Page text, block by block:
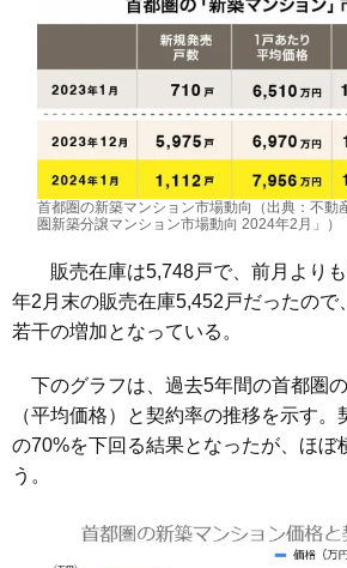
首都圏の新築マンション市場動向（出典：不動
圏新築分譲マンション市場動向 2024年2月」）
販売在庫は5,748戸で、前月よりも
年2月末の販売在庫5,452戸だったので
若干の増加となっている。
下のグラフは、過去5年間の首都圏
（平均価格）と契約率の推移を示す
の70%を下回る結果となったが、ほぼ
う。